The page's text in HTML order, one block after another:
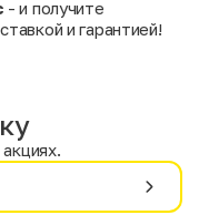
- и получите
и гарантией!